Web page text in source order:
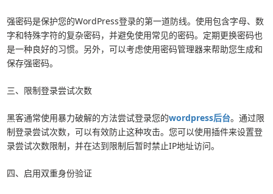
强密码是保护您的WordPress登录的第一道防线。使用包含字母、数
字和特殊字符的复杂密码，并避免使用常见的密码。定期更换密码也
是一种良好的习惯。另外，可以考虑使用密码管理器来帮助您生成和
保存强密码。
三、限制登录尝试次数
黑客通常使用暴力破解的方法尝试登录您的wordpress后台。通过限
制登录尝试次数，可以有效防止这种攻击。您可以使用插件来设置登
录尝试次数限制，并在达到限制后暂时禁止IP地址访问。
四、启用双重身份验证